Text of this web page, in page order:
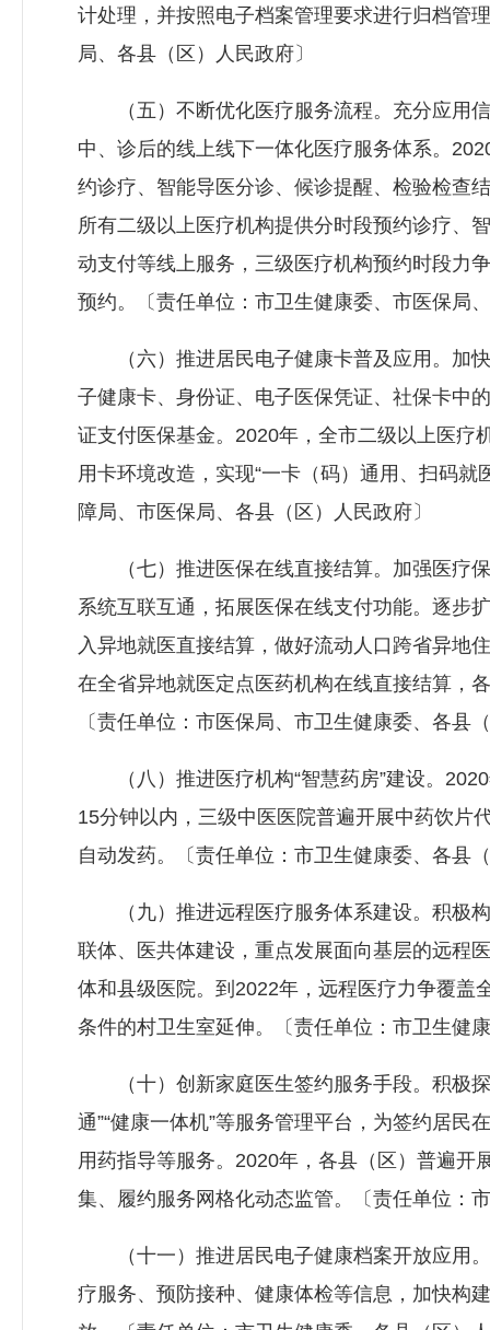
计处理，并按照电子档案管理要求进行归档管
局、各县（区）人民政府〕
（五）不断优化医疗服务流程。充分应用信
中、诊后的线上线下一体化医疗服务体系。
约诊疗、智能导医分诊、候诊提醒、检验检查
所有二级以上医疗机构提供分时段预约诊疗、
动支付等线上服务，三级医疗机构预约时段力
预约。〔责任单位：市卫生健康委、市医保局
（六）推进居民电子健康卡普及应用。加快
子健康卡、身份证、电子医保凭证、社保卡中
证支付医保基金。2020年，全市二级以上医疗
用卡环境改造，实现“一卡（码）通用、扫码
障局、市医保局、各县（区）人民政府〕
（七）推进医保在线直接结算。加强医疗保
系统互联互通，拓展医保在线支付功能。逐步
入异地就医直接结算，做好流动人口跨省异地
在全省异地就医定点医药机构在线直接结算，
〔责任单位：市医保局、市卫生健康委、各县
（八）推进医疗机构“智慧药房”建设。
15分钟以内，三级中医医院普遍开展中药饮片
自动发药。〔责任单位：市卫生健康委、各县
（九）推进远程医疗服务体系建设。积极构
联体、医共体建设，重点发展面向基层的远程
体和县级医院。到2022年，远程医疗力争覆盖
条件的村卫生室延伸。〔责任单位：市卫生健
（十）创新家庭医生签约服务手段。积极探
通”“健康一体机”等服务管理平台，为签约居
用药指导等服务。2020年，各县（区）普遍开
集、履约服务网格化动态监管。〔责任单位：
（十一）推进居民电子健康档案开放应用。
疗服务、预防接种、健康体检等信息，加快构